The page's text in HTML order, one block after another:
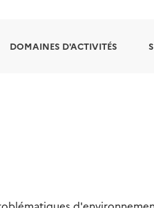
DOMAINES D'ACTIVITÉS